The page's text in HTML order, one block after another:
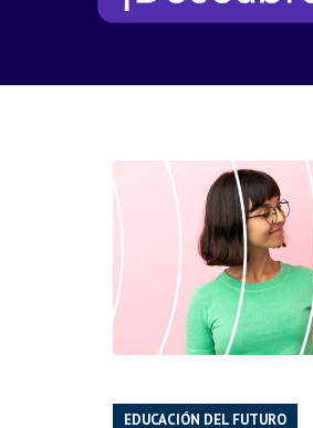
EDUCACIÓN DEL FUTURO